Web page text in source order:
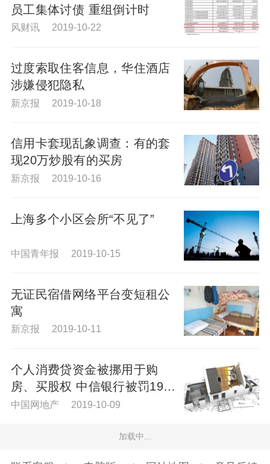
员工集体讨债 重组倒计时
风财讯 2019-10-22
过度索取住客信息，华住酒店
涉嫌侵犯隐私
新京报 2019-10-18
信用卡套现乱象调查：有的套
现20万炒股有的买房
新京报 2019-10-16
上海多个小区会所“不见了”
中国青年报 2019-10-15
无证民宿借网络平台变短租公
寓
新京报 2019-10-11
个人消费贷资金被挪用于购
房、买股权 中信银行被罚195
万元
中国网地产 2019-10-09
加载中...